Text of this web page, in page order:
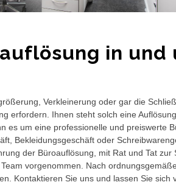
in und
Verkleinerung oder gar die
erfordern. Ihnen steht solch eine
es um eine professionelle und preiswerte
Bekleidungsgeschäft oder
der Büroauflösung, mit Rat und Tat
vorgenommen. Nach
Kontaktieren Sie uns und lassen Sie